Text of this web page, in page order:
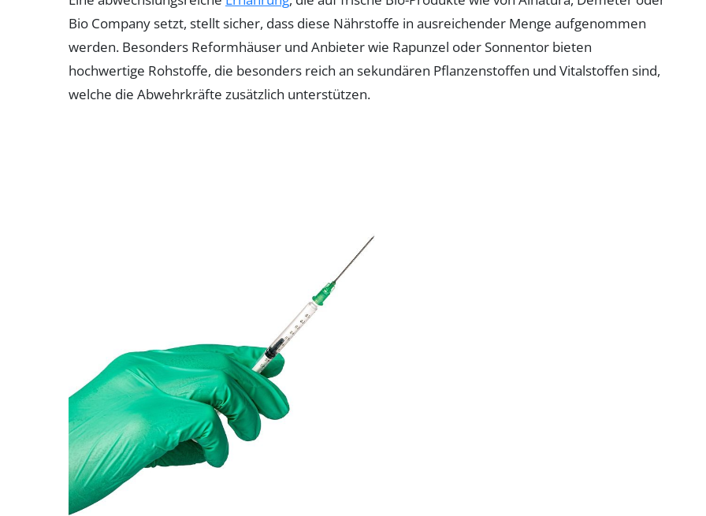
Bio Company setzt, stellt sicher, dass diese Nährstoffe in ausreichender Menge aufgenommen
werden. Besonders Reformhäuser und Anbieter wie Rapunzel oder Sonnentor bieten
hochwertige Rohstoffe, die besonders reich an sekundären Pflanzenstoffen und Vitalstoffen sind,
welche die Abwehrkräfte zusätzlich unterstützen.